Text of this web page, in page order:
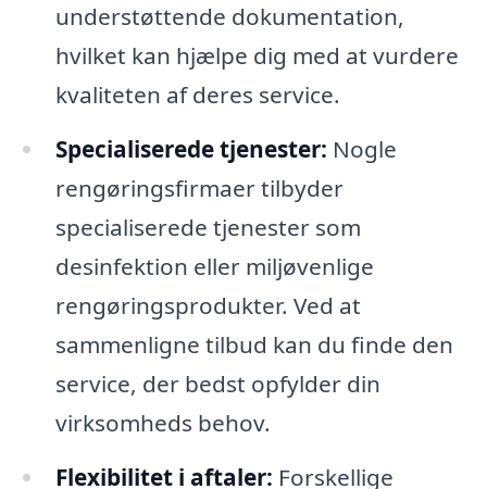
understøttende dokumentation,
hvilket kan hjælpe dig med at vurdere
kvaliteten af deres service.
Specialiserede tjenester: Nogle
rengøringsfirmaer tilbyder
specialiserede tjenester som
desinfektion eller miljøvenlige
rengøringsprodukter. Ved at
sammenligne tilbud kan du finde den
service, der bedst opfylder din
virksomheds behov.
Flexibilitet i aftaler: Forskellige